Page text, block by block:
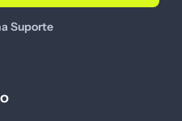
Suporte